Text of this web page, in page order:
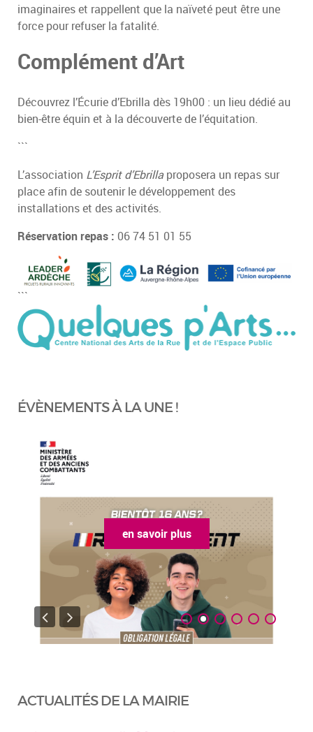
imaginaires et rappellent que la naïveté peut être une
force pour refuser la fatalité.
Complément d’Art
Découvrez l’Écurie d’Ebrilla dès 19h00 : un lieu dédié au
bien-être équin et à la découverte de l’équitation.
```
L’association L’Esprit d’Ebrillaproposera un repas sur
place afin de soutenir le développement des
installations et des activités.
Réservation repas : 06 74 51 01 55
```
ÉVÈNEMENTS À LA UNE !
en savoir plus
ACTUALITÉS DE LA MAIRIE